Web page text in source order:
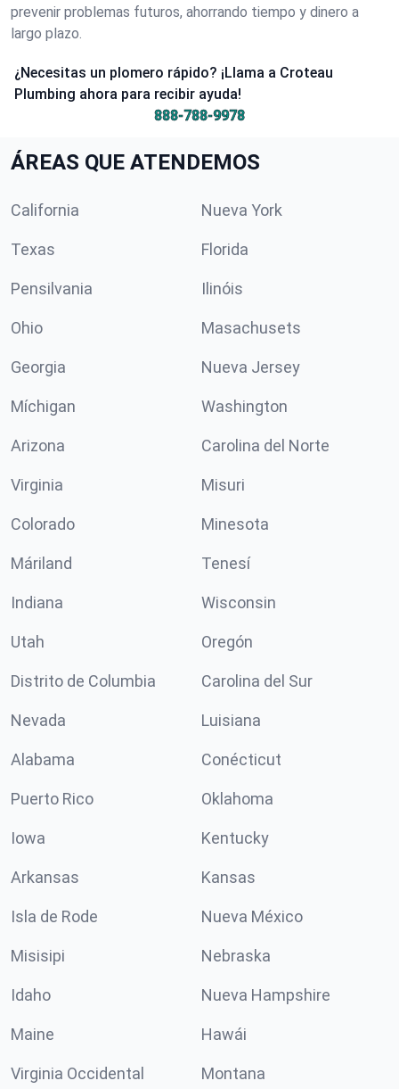
prevenir problemas futuros, ahorrando tiempo y dinero a
largo plazo.
¿Necesitas un plomero rápido? ¡Llama a Croteau
Plumbing ahora para recibir ayuda!
888-788-9978
ÁREAS QUE ATENDEMOS
California Nueva York
Texas Florida
Pensilvania Ilinóis
Ohio Masachusets
Georgia Nueva Jersey
Míchigan Washington
Arizona Carolina del Norte
Virginia Misuri
Colorado Minesota
Máriland Tenesí
Indiana Wisconsin
Utah Oregón
Distrito de Columbia Carolina del Sur
Nevada Luisiana
Alabama Conécticut
Puerto Rico Oklahoma
Iowa Kentucky
Arkansas Kansas
Isla de Rode Nueva México
Misisipi Nebraska
Idaho Nueva Hampshire
Maine Hawái
Virginia Occidental Montana